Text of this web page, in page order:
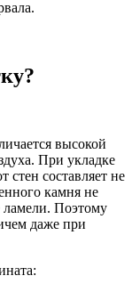
высокой
При укладке
стен составляет не
камня не
ламели. Поэтому
даже при